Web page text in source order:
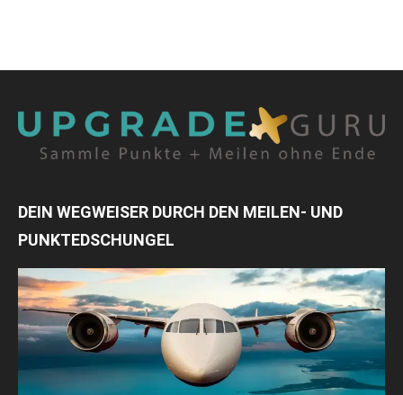
DEIN WEGWEISER DURCH DEN MEILEN- UND
PUNKTEDSCHUNGEL